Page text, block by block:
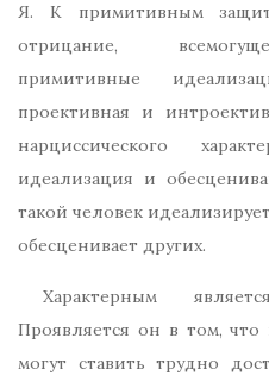
Я. К примитивным
отрицание,
примитивные
проективная и
нарциссического
идеализация и
такой человек
обесценивает других.
Характерным
Проявляется он в том, что
могут ставить трудно